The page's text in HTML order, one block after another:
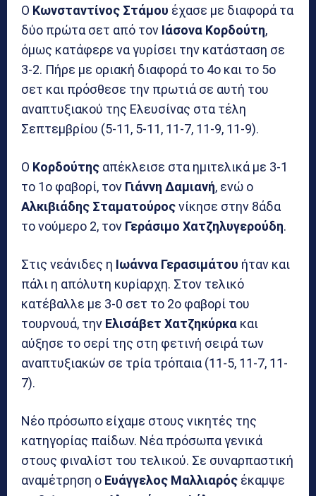
Ο Κωνσταντίνος Στάμου έχασε με διαφορά τα
δύο πρώτα σετ από τον Ιάσονα Κορδούτη,
όμως κατάφερε να γυρίσει την κατάσταση σε
3-2. Πήρε με οριακή διαφορά το 4ο και το 5ο
σετ και πρόσθεσε την πρωτιά σε αυτή του
αναπτυξιακού της Ελευσίνας στα τέλη
Σεπτεμβρίου (5-11, 5-11, 11-7, 11-9, 11-9).
Ο Κορδούτης απέκλεισε στα ημιτελικά με 3-1
το 1ο φαβορί, τον Γιάννη Δαμιανή, ενώ ο
Αλκιβιάδης Σταματούροςνίκησε στην 8άδα
το νούμερο 2, τον Γεράσιμο Χατζηλυγερούδη.
Στις νεάνιδες η Ιωάννα Γερασιμάτου ήταν και
πάλι η απόλυτη κυρίαρχη. Στον τελικό
κατέβαλλε με 3-0 σετ το 2ο φαβορί του
τουρνουά, την Ελισάβετ Χατζηκύρκα και
αύξησε το σερί της στη φετινή σειρά των
αναπτυξιακών σε τρία τρόπαια (11-5, 11-7, 11-
7).
Νέο πρόσωπο είχαμε στους νικητές της
κατηγορίας παίδων. Νέα πρόσωπα γενικά
στους φιναλίστ του τελικού. Σε συναρπαστική
αναμέτρηση ο Ευάγγελος Μαλλιαρός έκαμψε